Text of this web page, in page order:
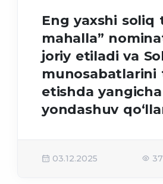
Eng yaxshi soliq
mahalla”
joriy etiladi va
munosabatlarini
etishda yangicha
yondashuv
03.12.2025